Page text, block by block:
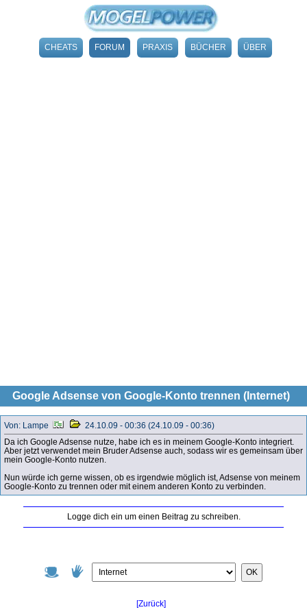
CHEATS FORUM PRAXIS BÜCHER ÜBER
Google Adsense von Google-Konto trennen (Internet)
OK
[Zurück]
Von: Lampe
24.10.09 - 00:36 (24.10.09 - 00:36)
Da ich Google Adsense nutze, habe ich es in meinem Google-Konto integriert.
Aber jetzt verwendet mein Bruder Adsense auch, sodass wir es gemeinsam über
mein Google-Konto nutzen.
Nun würde ich gerne wissen, ob es irgendwie möglich ist, Adsense von meinem
Google-Konto zu trennen oder mit einem anderen Konto zu verbinden.
Logge dich ein um einen Beitrag zu schreiben.